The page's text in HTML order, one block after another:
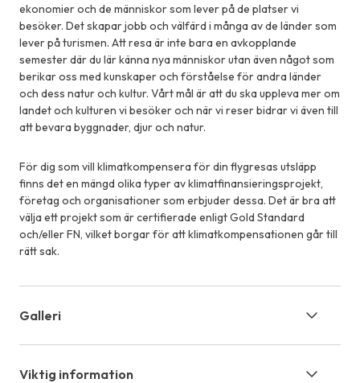
ekonomier och de människor som lever på de platser vi
besöker. Det skapar jobb och välfärd i många av de länder som
lever på turismen. Att resa är inte bara en avkopplande
semester där du lär känna nya människor utan även något som
berikar oss med kunskaper och förståelse för andra länder
och dess natur och kultur. Vårt mål är att du ska uppleva mer om
landet och kulturen vi besöker och när vi reser bidrar vi även till
att bevara byggnader, djur och natur.
För dig som vill klimatkompensera för din flygresas utsläpp
finns det en mängd olika typer av klimatfinansieringsprojekt,
företag och organisationer som erbjuder dessa. Det är bra att
välja ett projekt som är certifierade enligt Gold Standard
och/eller FN, vilket borgar för att klimatkompensationen går till
rätt sak.
Galleri
Viktig information